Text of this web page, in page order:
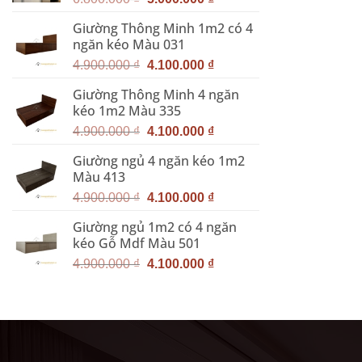
là:
6.800.000 ₫.
tại
5.000.000 ₫.
Giường Thông Minh 1m2 có 4
ngăn kéo Màu 031
4.900.000₫ Giá
là:
4.900.000 ₫.
4.100.000 ₫Giá
tại
4.100.000 ₫.
Giường Thông Minh 4 ngăn
kéo 1m2 Màu 335
4.900.000₫ Giá
là:
4.100.000 ₫Giá
tại
4.100.000 ₫.
Giường ngủ 4 ngăn kéo 1m2
Màu 413
4.900.000₫ Giá
là:
4.900.000 ₫.
4.100.000 ₫Giá
tại
4.100.000 ₫.
Giường ngủ 1m2 có 4 ngăn
kéo Gỗ Mdf Màu 501
4.900.000₫ Giá
4.100.000 ₫Giá